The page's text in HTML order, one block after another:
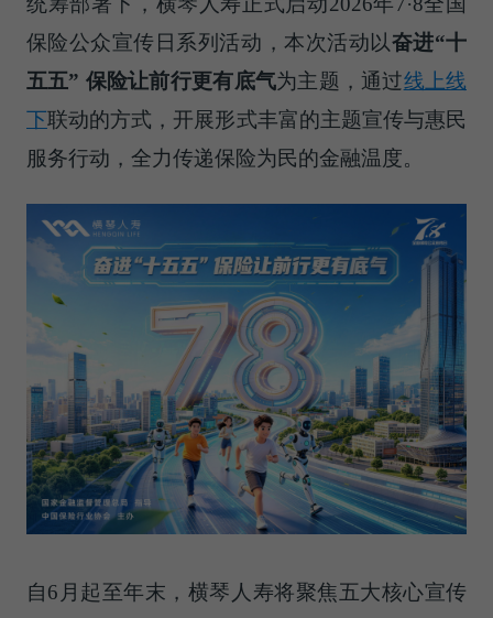
保险公众宣传日系列活动，本次活动以奋进“十
五五” 保险让前行更有底气为主题，通过线上线
下联动的方式，开展形式丰富的主题宣传与惠民
服务行动，全力传递保险为民的金融温度。
自6月起至年末，横琴人寿将聚焦五大核心宣传